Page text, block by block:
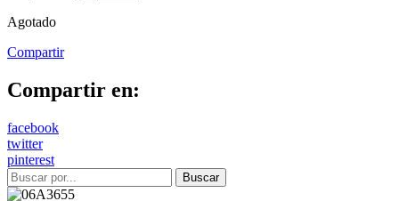
Agotado
Compartir
Compartir en:
facebook
twitter
pinterest